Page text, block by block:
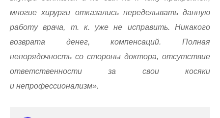
многие хирурги отказались переделывать данную
работу врача, т. к. уже не исправить. Никакого
возврата денег, компенсаций. Полная
непорядочность со стороны доктора, отсутствие
ответственности за свои косяки
и непрофессионализм».